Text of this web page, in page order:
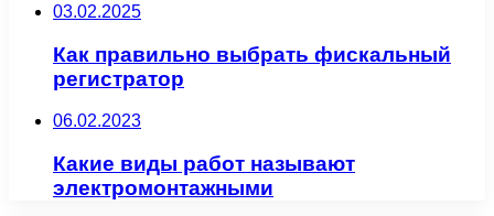
03.02.2025
Как правильно выбрать фискальный
регистратор
06.02.2023
Какие виды работ называют
электромонтажными